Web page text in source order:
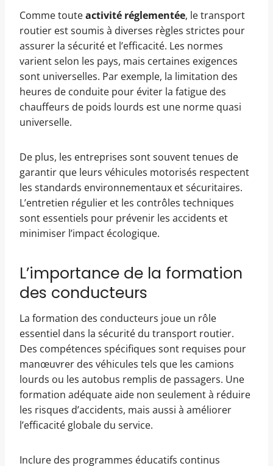
Comme touteactivité réglementée, le transport
routier est soumis à diverses règles strictes pour
assurer la sécurité et l’efficacité. Les normes
varient selon les pays, mais certaines exigences
sont universelles. Par exemple, la limitation des
heures de conduite pour éviter la fatigue des
chauffeurs de poids lourds est une norme quasi
universelle.
De plus, les entreprises sont souvent tenues de
garantir que leurs véhicules motorisés respectent
les standards environnementaux et sécuritaires.
L’entretien régulier et les contrôles techniques
sont essentiels pour prévenir les accidents et
minimiser l’impact écologique.
L’importance de la formation
des conducteurs
La formation des conducteurs joue un rôle
essentiel dans la sécurité du transport routier.
Des compétences spécifiques sont requises pour
manœuvrer des véhicules tels que les camions
lourds ou les autobus remplis de passagers. Une
formation adéquate aide non seulement à réduire
les risques d’accidents, mais aussi à améliorer
l’efficacité globale du service.
Inclure des programmes éducatifs continus